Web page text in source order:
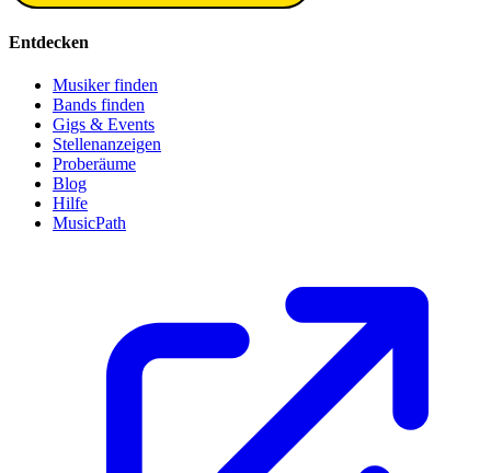
Entdecken
Musiker finden
Bands finden
Gigs & Events
Stellenanzeigen
Proberäume
Blog
Hilfe
MusicPath